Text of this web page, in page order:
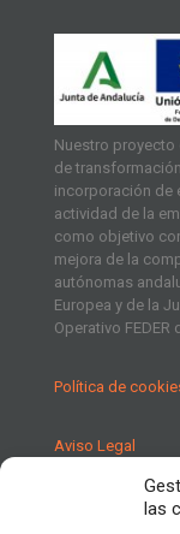
las
Nuestro
de
incorporación de
actividad de la
como objetivo
mejora de la
autónomas
Europea y de la
Operativo FEDER
Política de
Aviso Legal
Política de